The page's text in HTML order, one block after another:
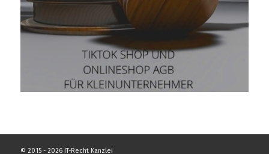
© 2015 - 2026 IT-Recht Kanzlei